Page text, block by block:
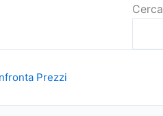
Cerca
Prezzi